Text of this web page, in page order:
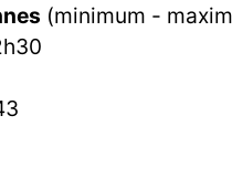
(minimum -